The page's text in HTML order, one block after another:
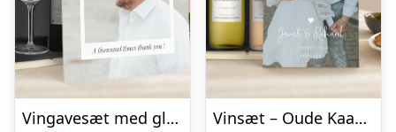
Vingavesæt med glas – Salentein Chardonnay – Trykt låg
Vinsæt – Oude Kaap Rosé og Hvid